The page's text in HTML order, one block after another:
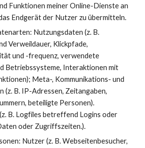
Funktionen meiner Online-Dienste an
Endgerät der Nutzer zu übermitteln.
Nutzungsdaten (z. B.
Verweildauer, Klickpfade,
und -frequenz, verwendete
Betriebssysteme, Interaktionen mit
Meta-, Kommunikations- und
(z. B. IP-Adressen, Zeitangaben,
beteiligte Personen).
B. Logfiles betreffend Logins oder
oder Zugriffszeiten.).
Nutzer (z. B. Webseitenbesucher,